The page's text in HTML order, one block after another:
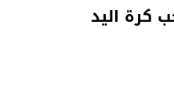
كرة اليد